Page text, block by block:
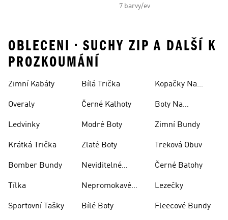
7 barvy/ev
OBLECENI • SUCHY ZIP A DALŠÍ K
PROZKOUMÁNÍ
Zimní Kabáty
Overaly
Ledvinky
Krátká Trička
Bomber Bundy
Tílka
Sportovní Tašky
Bílá Trička
Černé Kalhoty
Modré Boty
Zlaté Boty
Neviditelné
Nepromokavé
Bílé Boty
Kopačky Na
Boty Na
Zimní Bundy
Treková Obuv
Černé Batohy
Lezečky
Fleecové Bundy